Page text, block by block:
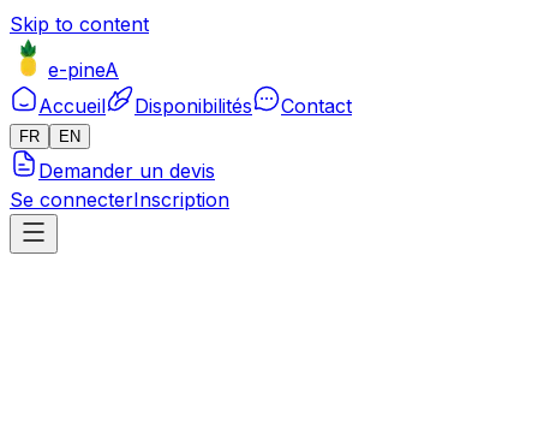
Skip to content
e-pineA
Accueil
Disponibilités Contact
FR EN
Demander un devis
Se connecterInscription